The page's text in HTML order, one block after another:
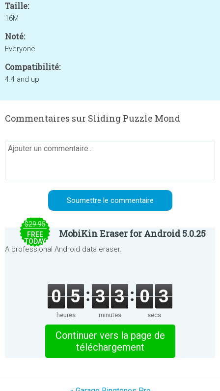
Taille:
16M
Noté:
Everyone
Compatibilité:
4.4 and up
Commentaires sur Sliding Puzzle Mond
$29.95
FREE
TODAY
MobiKin Eraser for Android 5.0.25
A professional Android data eraser.
0 5
heures
3 3
minutes
0 3
secs
Continuer vers la page de
téléchargement